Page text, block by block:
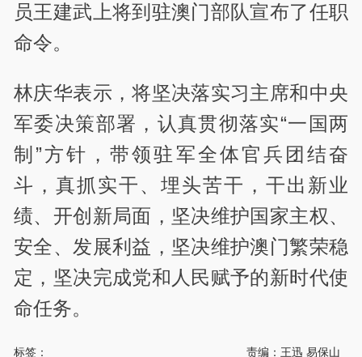
员王建武上将到驻澳门部队宣布了任职
命令。
林庆华表示，将坚决落实习主席和中央
军委决策部署，认真贯彻落实“一国两
制”方针，带领驻军全体官兵团结奋
斗，真抓实干、埋头苦干，干出新业
绩、开创新局面，坚决维护国家主权、
安全、发展利益，坚决维护澳门繁荣稳
定，坚决完成党和人民赋予的新时代使
命任务。
标签： 责编：王迅 易保山